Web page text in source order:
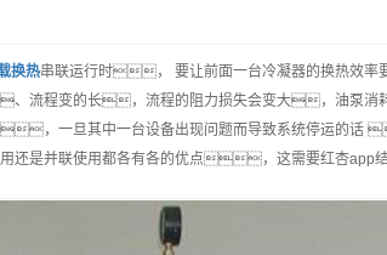
换热串联运行时， 要让前面一台冷凝器的换热效率
流程变的长，流程的阻力损失会变大，油泵消
，一旦其中一台设备出现问题而导致系统停运的
还是并联使用都各有各的优点，这需要红杏app